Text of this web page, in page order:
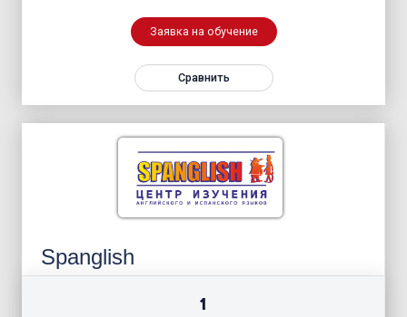
Заявка на обучение
Сравнить
Spanglish
1